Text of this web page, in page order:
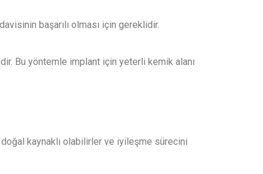
başarılı olması için gereklidir.
Bu yöntemle implant için yeterli kemik alanı
kaynaklı olabilirler ve iyileşme sürecini